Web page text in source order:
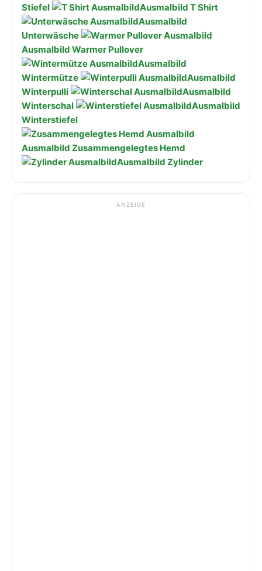
Stiefel
Ausmalbild T Shirt
Ausmalbild
Unterwäsche
Ausmalbild Warmer Pullover
Ausmalbild
Wintermütze
Ausmalbild
Winterpulli
Ausmalbild
Winterschal
Ausmalbild
Winterstiefel
Ausmalbild Zusammengelegtes Hemd
Ausmalbild Zylinder
ANZEIGE